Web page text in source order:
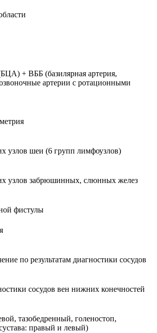
+ ВББ (базилярная артерия,
артерии с ротационными
узлов шеи (6 групп лимфоузлов)
узлов забрюшинных, слюнных желез
фистулы
по результатам диагностики сосудов
сосудов вен нижних конечностей
тазобедренный, голеностоп,
правый и левый)